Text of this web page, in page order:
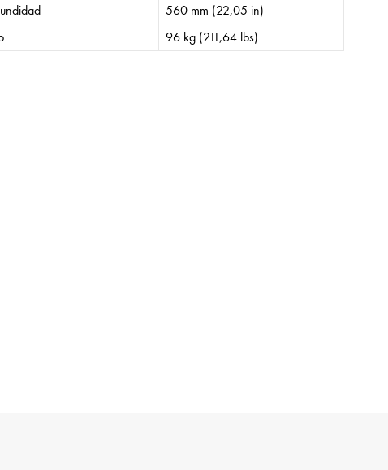
560 mm (22,05 in)
96 kg (211,64 lbs)